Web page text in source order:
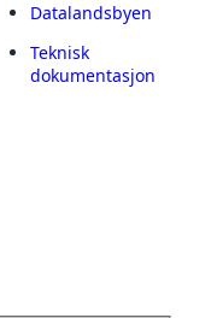
Datalandsbyen
Teknisk
dokumentasjon